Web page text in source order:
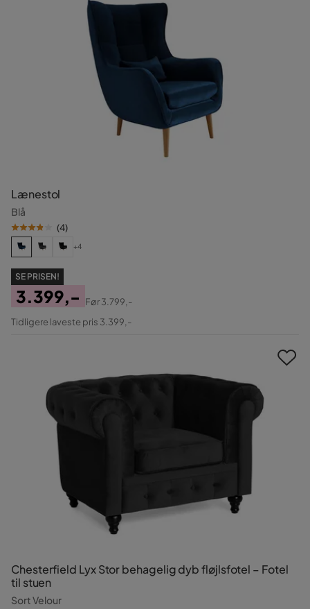
Lænestol
Blå
(4)
+4
SE PRISEN!
Pris
3.399,-
Original
Før3.799,-
Tidligere laveste pris 3.399,-
Chesterfield Lyx Stor behagelig dyb fløjlsfotel – Fotel
til stuen
Sort Velour